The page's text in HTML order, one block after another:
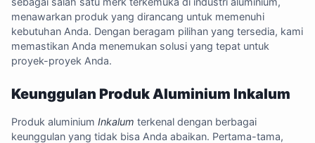
menawarkan produk yang dirancang untuk memenuhi
kebutuhan Anda. Dengan beragam pilihan yang tersedia, kami
memastikan Anda menemukan solusi yang tepat untuk
proyek-proyek Anda.
Keunggulan Produk Aluminium Inkalum
Produk aluminium Inkalum terkenal dengan berbagai
keunggulan yang tidak bisa Anda abaikan. Pertama-tama,